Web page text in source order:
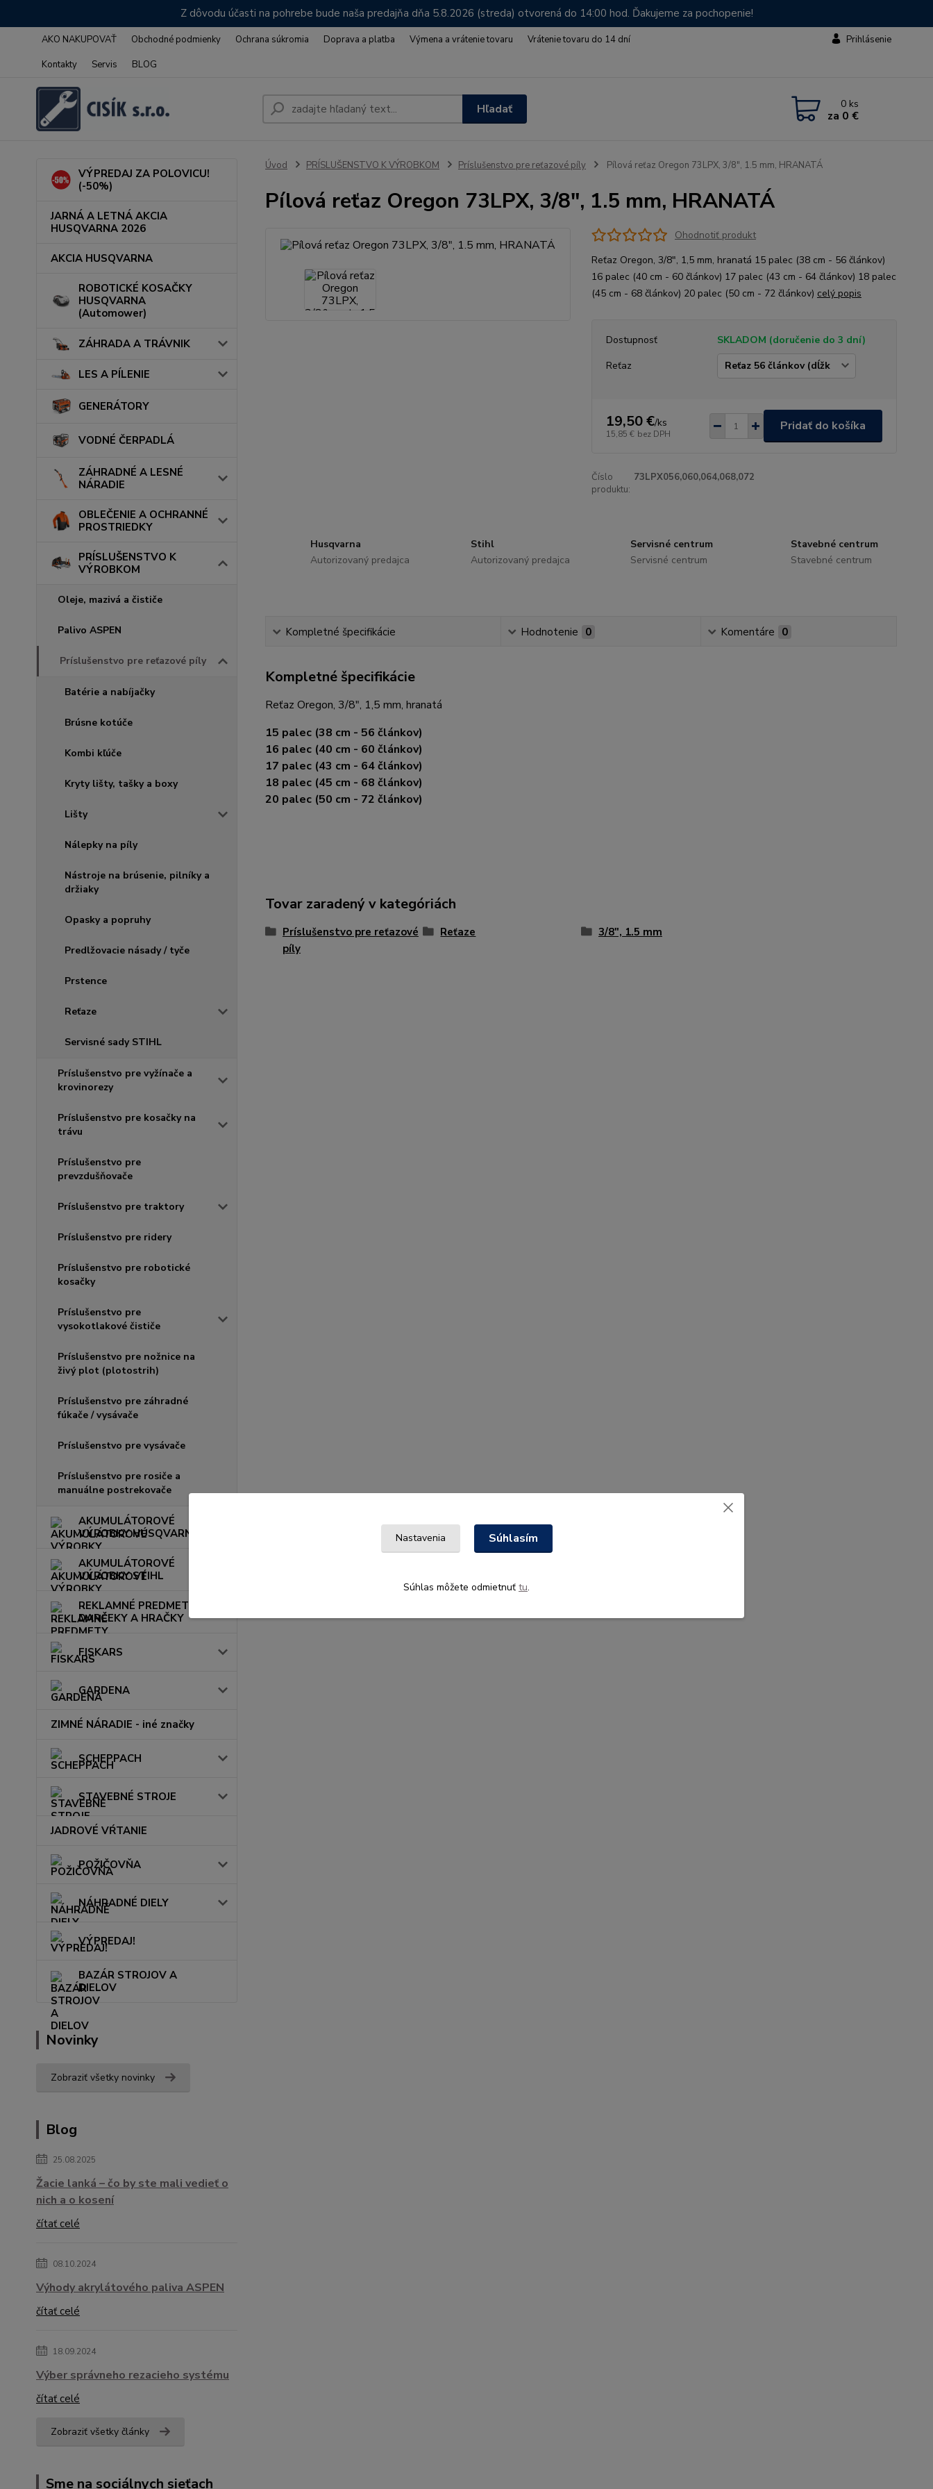
Z dôvodu účasti na pohrebe bude naša predajňa dňa 5.8.2026 (streda) otvorená do 14:00 hod. Ďakujeme za pochopenie!
AKO NAKUPOVAŤ Obchodné podmienky Ochrana súkromia Doprava a platba Výmena a vrátenie tovaru
Vrátenie tovaru do 14 dní
Kontakty
Servis BLOG
Prihlásenie
Hľadať 0 ks
za 0 €
VÝPREDAJ ZA POLOVICU!
(-50%)
JARNÁ A LETNÁ AKCIA
HUSQVARNA 2026
AKCIA HUSQVARNA
ROBOTICKÉ KOSAČKY
HUSQVARNA
(Automower)
ZÁHRADA A TRÁVNIK
LES A PÍLENIE
GENERÁTORY
VODNÉ ČERPADLÁ
ZÁHRADNÉ A LESNÉ
NÁRADIE
OBLEČENIE A OCHRANNÉ
PROSTRIEDKY
PRÍSLUŠENSTVO K
VÝROBKOM
Oleje, mazivá a čističe
Palivo ASPEN
Príslušenstvo pre reťazové píly
Batérie a nabíjačky
Brúsne kotúče
Kombi kľúče
Kryty lišty, tašky a boxy
Lišty
Nálepky na píly
Nástroje na brúsenie, pilníky a
držiaky
Opasky a popruhy
Predlžovacie násady / tyče
Prstence
Reťaze
Servisné sady STIHL
Príslušenstvo pre vyžínače a
krovinorezy
Príslušenstvo pre kosačky na
trávu
Príslušenstvo pre
prevzdušňovače
Príslušenstvo pre traktory
Príslušenstvo pre ridery
Príslušenstvo pre robotické
kosačky
Príslušenstvo pre
vysokotlakové čističe
Príslušenstvo pre nožnice na
živý plot (plotostrih)
Príslušenstvo pre záhradné
fúkače / vysávače
Príslušenstvo pre vysávače
Príslušenstvo pre rosiče a
manuálne postrekovače
AKUMULÁTOROVÉ
VÝROBKY HUSQVARNA
AKUMULÁTOROVÉ
VÝROBKY STIHL
REKLAMNÉ PREDMETY,
DARČEKY A HRAČKY
FISKARS
GARDENA
ZIMNÉ NÁRADIE - iné značky
SCHEPPACH
STAVEBNÉ STROJE
JADROVÉ VŔTANIE
POŽIČOVŇA
NÁHRADNÉ DIELY
VÝPREDAJ!
BAZÁR STROJOV A
DIELOV
Novinky
Zobraziť všetky novinky
Blog
25.08.2025
Žacie lanká – čo by ste mali vedieť o
nich a o kosení
čítať celé
08.10.2024
Výhody akrylátového paliva ASPEN
čítať celé
18.09.2024
Výber správneho rezacieho systému
čítať celé
Zobraziť všetky články
Sme na sociálnych sieťach
Úvod PRÍSLUŠENSTVO K VÝROBKOM Príslušenstvo pre reťazové píly Pílová reťaz Oregon 73LPX, 3/8", 1.5 mm, HRANATÁ
Pílová reťaz Oregon 73LPX, 3/8", 1.5 mm, HRANATÁ
Ohodnotiť produkt
Reťaz Oregon, 3/8", 1,5 mm, hranatá 15 palec (38 cm - 56 článkov)
16 palec (40 cm - 60 článkov) 17 palec (43 cm - 64 článkov) 18 palec
(45 cm - 68 článkov) 20 palec (50 cm - 72 článkov) celý popis
Dostupnosť
SKLADOM (doručenie do 3 dní)
Reťaz
19,50 €/ks
15,85 € bez DPH
Pridať do košíka
Číslo
produktu:
73LPX056,060,064,068,072
Husqvarna
Autorizovaný predajca
Stihl
Autorizovaný predajca
Servisné centrum
Servisné centrum
Stavebné centrum
Stavebné centrum
Kompletné špecifikácie Hodnotenie 0 Komentáre 0
Kompletné špecifikácie
Reťaz Oregon, 3/8", 1,5 mm, hranatá
15 palec (38 cm - 56 článkov)
16 palec (40 cm - 60 článkov)
17 palec (43 cm - 64 článkov)
18 palec (45 cm - 68 článkov)
20 palec (50 cm - 72 článkov)
Tovar zaradený v kategóriách
Príslušenstvo pre reťazové
píly
Reťaze 3/8", 1.5 mm
Nastavenia Súhlasím
Súhlas môžete odmietnuť tu.